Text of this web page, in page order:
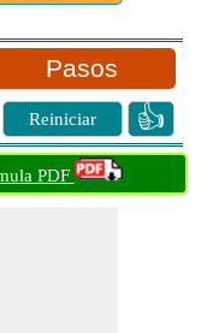
Pasos
Reiniciar 👍
PDF